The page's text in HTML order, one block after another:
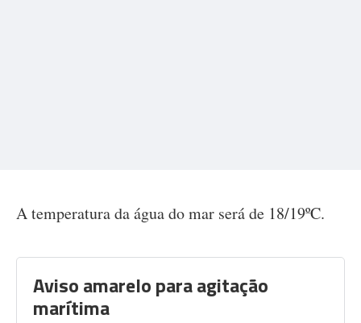
A temperatura da água do mar será de 18/19ºC.
Aviso amarelo para agitação
marítima